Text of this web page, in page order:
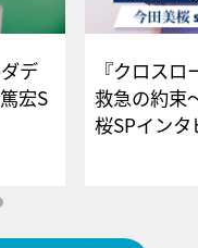
デ
宏S
ー
『クロス
救急の約束
桜SPイ